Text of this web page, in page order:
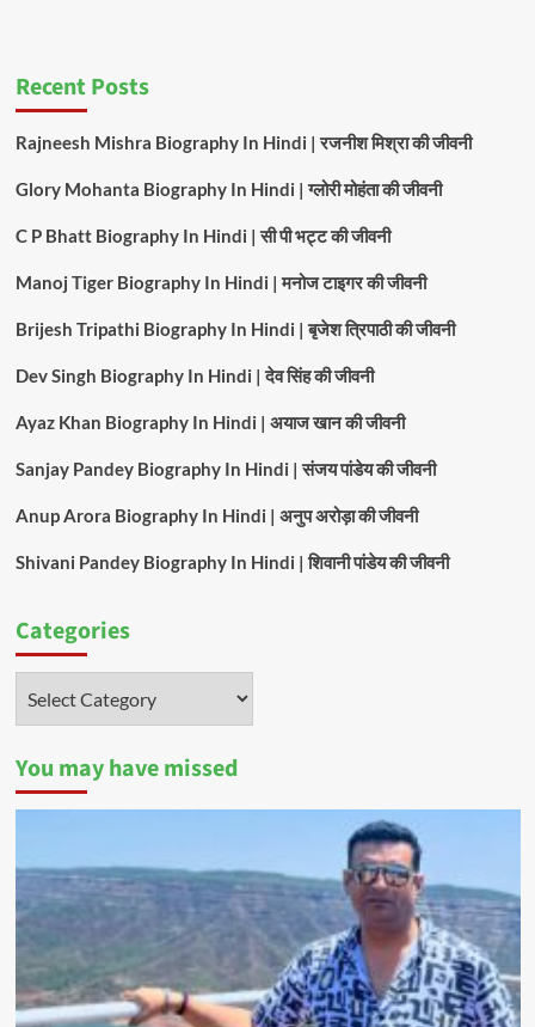
Recent Posts
Rajneesh Mishra Biography In Hindi | रजनीश मिश्रा की जीवनी
Glory Mohanta Biography In Hindi | ग्लोरी मोहंता की जीवनी
C P Bhatt Biography In Hindi | सी पी भट्ट की जीवनी
Manoj Tiger Biography In Hindi | मनोज टाइगर की जीवनी
Brijesh Tripathi Biography In Hindi | बृजेश त्रिपाठी की जीवनी
Dev Singh Biography In Hindi | देव सिंह की जीवनी
Ayaz Khan Biography In Hindi | अयाज खान की जीवनी
Sanjay Pandey Biography In Hindi | संजय पांडेय की जीवनी
Anup Arora Biography In Hindi | अनुप अरोड़ा की जीवनी
Shivani Pandey Biography In Hindi | शिवानी पांडेय की जीवनी
Categories
You may have missed